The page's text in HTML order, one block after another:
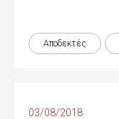
Αποδεκτές
03/08/2018